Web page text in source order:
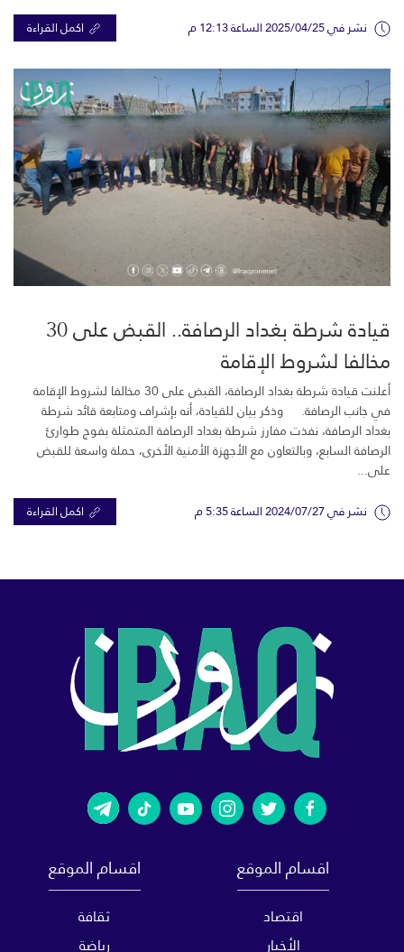
نشر في 2025/04/25 الساعة 12:13 م اكمل القراءة
قيادة شرطة بغداد الرصافة.. القبض على 30
مخالفا لشروط الإقامة
أعلنت قيادة شرطة بغداد الرصافة، القبض على 30 مخالفا لشروط الإقامة
في جانب الرصافة. وذكر بيان للقيادة، أنه بإشراف ومتابعة قائد شرطة
بغداد الرصافة، نفذت مفارز شرطة بغداد الرصافة المتمثلة بفوج طوارئ
الرصافة السابع، وبالتعاون مع الأجهزة الأمنية الأخرى، حملة واسعة للقبض
على...
نشر في 2024/07/27 الساعة 5:35 م اكمل القراءة
اقسام الموقع
اقتصاد
الأخبار
اقسام الموقع
ثقافة
رياضة